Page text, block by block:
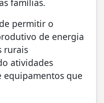
famílias.
permitir o
de energia
rurais
atividades
equipamentos que